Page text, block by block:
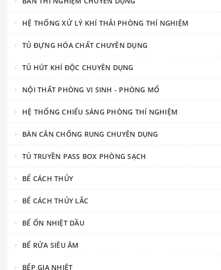
HỆ THỐNG XỬ LÝ KHÍ THẢI PHÒNG THÍ NGHIỆM
TỦ ĐỰNG HÓA CHẤT CHUYÊN DỤNG
TỦ HÚT KHÍ ĐỘC CHUYÊN DỤNG
NỘI THẤT PHÒNG VI SINH - PHÒNG MỔ
HỆ THỐNG CHIẾU SÁNG PHÒNG THÍ NGHIỆM
BÀN CÂN CHỐNG RUNG CHUYÊN DỤNG
TỦ TRUYỀN PASS BOX PHÒNG SẠCH
BỂ CÁCH THỦY
BỂ CÁCH THỦY LẮC
BỂ ỔN NHIỆT DẦU
BỂ RỬA SIÊU ÂM
BẾP GIA NHIỆT